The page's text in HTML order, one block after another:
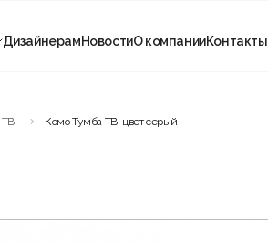
ДизайнерамНовостиО компанииКонтакты
ТВ Комо Тумба ТВ, цвет серый